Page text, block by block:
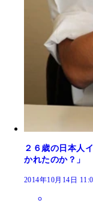
２６歳の日本人
かれたのか？」
2014年10月14日